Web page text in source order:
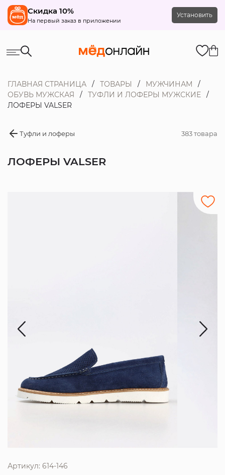
Скидка 10%
На первый заказ в приложении
Установить
ГЛАВНАЯ СТРАНИЦА ТОВАРЫ
МУЖЧИНАМ
ОБУВЬ МУЖСКАЯ
ТУФЛИ И ЛОФЕРЫ МУЖСКИЕ
ЛОФЕРЫ VALSER
Туфли и лоферы 383 товара
ЛОФЕРЫ VALSER
Артикул: 614-146